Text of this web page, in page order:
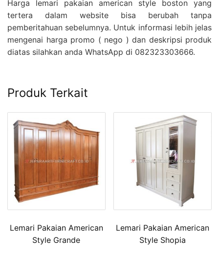
Harga lemari pakaian american style boston yang
tertera dalam website bisa berubah tanpa
pemberitahuan sebelumnya. Untuk informasi lebih jelas
mengenai harga promo ( nego ) dan deskripsi produk
diatas silahkan anda WhatsApp di 082323303666.
Produk Terkait
Lemari Pakaian American
Style Grande
Lemari Pakaian American
Style Shopia